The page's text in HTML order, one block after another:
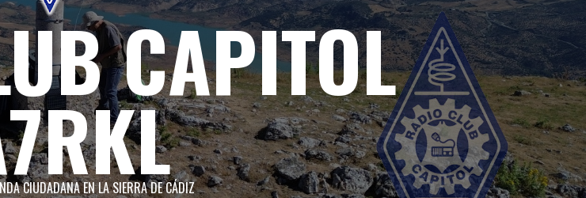
CAPITOL
CIUDADANA EN LA SIERRA DE CÁDIZ